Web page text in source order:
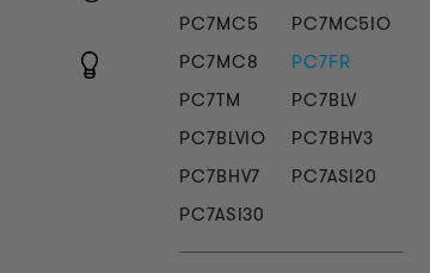
PC7MC5
PC7MC5IO
PC7MC8
PC7FR
PC7TM
PC7BLV
PC7BLVIO
PC7BHV3
PC7BHV7
PC7ASI20
PC7ASI30